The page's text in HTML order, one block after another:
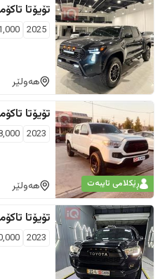
تۆیۆتا
2025
هەولێر
ڕێکلامی تایبەت
تۆیۆتا
2023
هەولێر
تۆیۆتا
2023